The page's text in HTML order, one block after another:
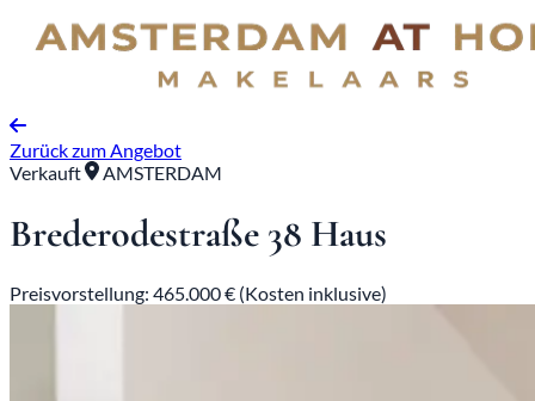
Zurück zum Angebot
Verkauft
AMSTERDAM
Brederodestraße 38 Haus
Preisvorstellung: 465.000 € (Kosten inklusive)